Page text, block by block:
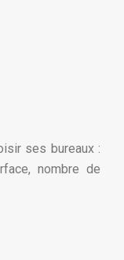
ses bureaux :
nombre de